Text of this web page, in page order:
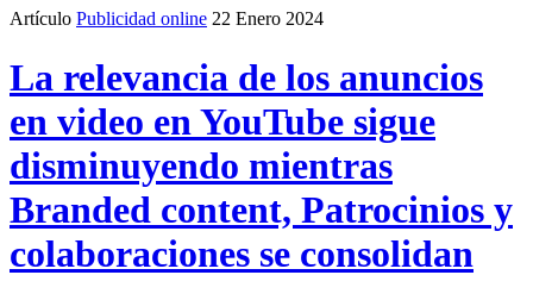
Artículo Publicidad online 22 Enero 2024
La relevancia de los anuncios
en video en YouTube sigue
disminuyendo mientras
Branded content, Patrocinios y
colaboraciones se consolidan